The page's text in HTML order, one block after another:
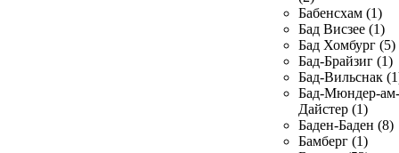
Бабенсхам (1)
Бад Висзее (1)
Бад Хомбург (5)
Бад-Брайзиг (1)
Бад-Вильснак
Бад-Мюндер-ам-
Дайстер (1)
Баден-Баден (8)
Бамберг (1)